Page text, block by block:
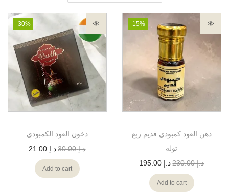
-30%
دخون العود الكمبودي
د.إ30.00 د.إ
Add to cart
-15%
دهن العود كمبودي قديم ربع
توله
د.إ230.00 د.إ
Add to cart